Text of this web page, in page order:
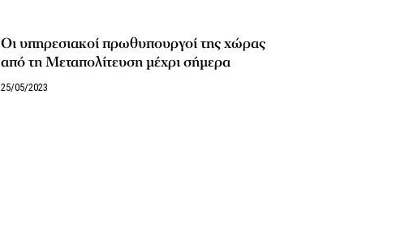
Οι υπηρεσιακοί πρωθυπουργοί της χώρας
από τη Μεταπολίτευση μέχρι σήμερα
25/05/2023